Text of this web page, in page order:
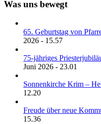
Was uns bewegt
65. Geburtstag von
2026 - 15.57
75-jähriges
Juni 2026 - 23.01
Sonnenkirche Krim –
12.20
Freude über neue
15.36